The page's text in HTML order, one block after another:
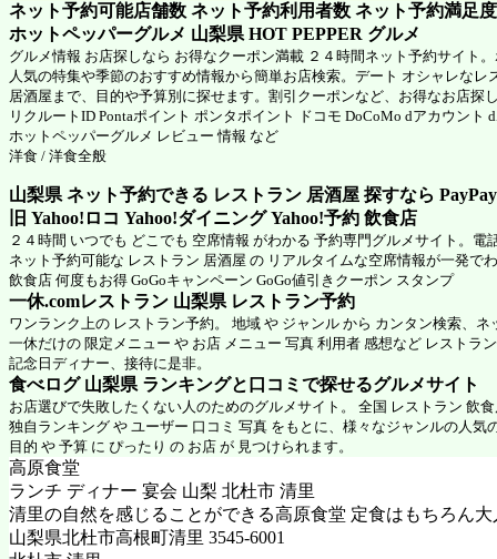
ネット予約可能店舗数 ネット予約利用者数 ネット予約満足
ホットペッパーグルメ 山梨県 HOT PEPPER グルメ
グルメ情報 お店探しなら お得なクーポン満載 ２４時間ネット予約サイト
人気の特集や季節のおすすめ情報から簡単お店検索。デート オシャレなレ
居酒屋まで、目的や予算別に探せます。割引クーポンなど、お得なお店探
リクルートID Pontaポイント ポンタポイント ドコモ DoCoMo dアカウント
ホットペッパーグルメ レビュー 情報 など
洋食 / 洋食全般
山梨県 ネット予約できる レストラン 居酒屋 探すなら
旧 Yahoo!ロコ Yahoo!ダイニング Yahoo!予約 飲食店
２４時間 いつでも どこでも 空席情報 がわかる 予約専門グルメサイト。電
ネット予約可能な レストラン 居酒屋 の リアルタイムな空席情報が一発で
飲食店 何度もお得 GoGoキャンペーン GoGo値引きクーポン スタンプ
一休.comレストラン 山梨県 レストラン予約
ワンランク上の レストラン予約。 地域 や ジャンル から カンタン検索、ネ
一休だけの 限定メニュー や お店 メニュー 写真 利用者 感想など レストラ
記念日ディナー、接待に是非。
食べログ 山梨県 ランキングと口コミで探せるグルメサイト
お店選びで失敗したくない人のためのグルメサイト。 全国 レストラン 飲
独自ランキング や ユーザー 口コミ 写真 をもとに、様々なジャンルの人気
目的 や 予算 に ぴったり の お店 が 見つけられます。
高原食堂
ランチ ディナー 宴会 山梨 北杜市 清里
清里の自然を感じることができる高原食堂 定食はもちろん
山梨県北杜市高根町清里 3545-6001